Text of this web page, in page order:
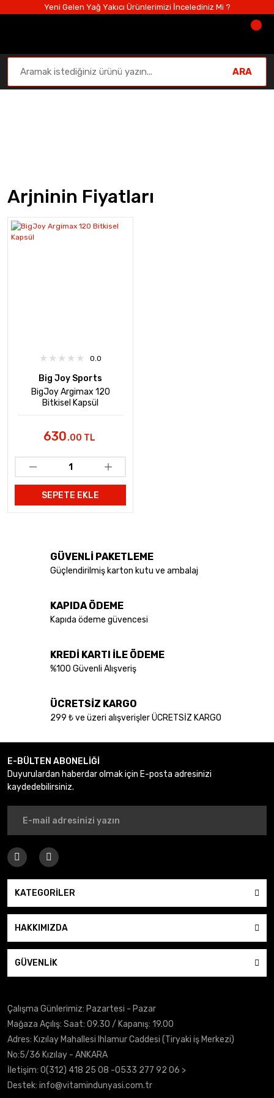
Yeni Gelen Yağ Yakıcı Ürünlerimizi İncelediniz Mi ?
ARA
Arjninin Fiyatları
0.0
Big Joy Sports
BigJoy Argimax 120
Bitkisel Kapsül
630.00 TL
SEPETE EKLE
GÜVENLİ PAKETLEME
Güçlendirilmiş karton kutu ve ambalaj
KAPIDA ÖDEME
Kapıda ödeme güvencesi
KREDİ KARTI İLE ÖDEME
%100 Güvenli Alışveriş
ÜCRETSİZ KARGO
299 ₺ ve üzeri alışverişler ÜCRETSİZ KARGO
E-BÜLTEN ABONELİĞİ
Duyurulardan haberdar olmak için E-posta adresinizi
kaydedebilirsiniz.
KATEGORİLER
HAKKIMIZDA
GÜVENLİK
Çalışma Günlerimiz: Pazartesi - Pazar
Mağaza Açılış: Saat: 09.30 / Kapanış: 19.00
Adres: Kızılay Mahallesi Ihlamur Caddesi (Tiryaki iş Merkezi)
No:5/36 Kızılay - ANKARA
İletişim: 0(312) 418 25 08 -0533 277 92 06 >
Destek: info@vitamindunyasi.com.tr